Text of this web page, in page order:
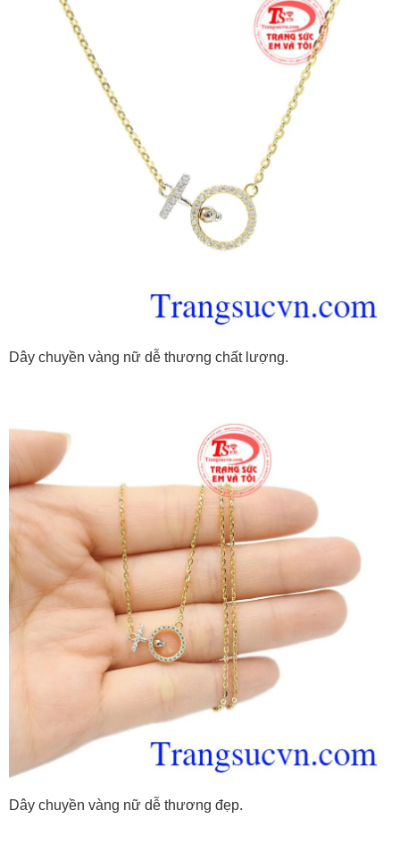
Dây chuyền vàng nữ dễ thương chất lượng.
Dây chuyền vàng nữ dễ thương đẹp.